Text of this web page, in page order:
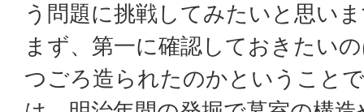
う問題に挑戦してみたいと思い
まず、第一に確認しておきたい
つごろ造られたのかということ